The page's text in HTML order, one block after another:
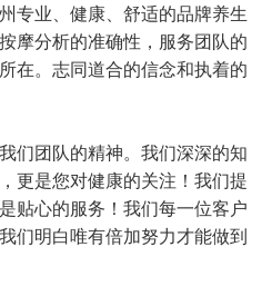
业、健康、舒适的品牌养生
摩分析的准确性，服务团队的
在。志同道合的信念和执着的
团队的精神。我们深深的知
更是您对健康的关注！我们提
贴心的服务！我们每一位客户
们明白唯有倍加努力才能做到